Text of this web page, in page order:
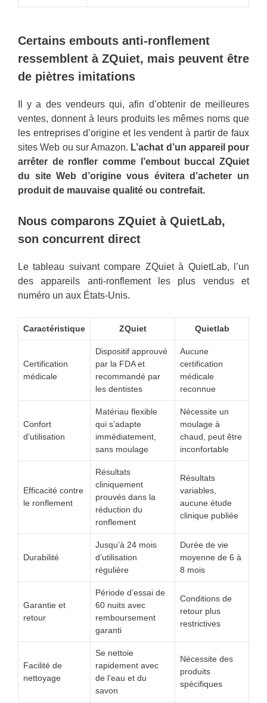
Certains embouts anti-ronflement
ressemblent à ZQuiet, mais peuvent être
de piètres imitations
Il y a des vendeurs qui, afin d’obtenir de meilleures
ventes, donnent à leurs produits les mêmes noms que
les entreprises d’origine et les vendent à partir de faux
sites Web ou sur Amazon. L’achat d’un appareil pour
arrêter de ronfler comme l’embout buccal ZQuiet
du site Web d’origine vous évitera d’acheter un
produit de mauvaise qualité ou contrefait.
Nous comparons ZQuiet à QuietLab,
son concurrent direct
Le tableau suivant compare ZQuiet à QuietLab, l’un
des appareils anti-ronflement les plus vendus et
numéro un aux États-Unis.
Caractéristique ZQuiet Quietlab
Certification
médicale
Dispositif approuvé
par la FDA et
recommandé par
les dentistes
Aucune
certification
médicale
reconnue
Confort
d’utilisation
Matériau flexible
qui s’adapte
immédiatement,
sans moulage
Nécessite un
moulage à
chaud, peut être
inconfortable
Efficacité contre
le ronflement
Résultats
cliniquement
prouvés dans la
réduction du
ronflement
Résultats
variables,
aucune étude
clinique publiée
Durabilité
Jusqu’à 24 mois
d’utilisation
régulière
Durée de vie
moyenne de 6 à
8 mois
Garantie et
retour
Période d’essai de
60 nuits avec
remboursement
garanti
Conditions de
retour plus
restrictives
Facilité de
nettoyage
Se nettoie
rapidement avec
de l’eau et du
savon
Nécessite des
produits
spécifiques